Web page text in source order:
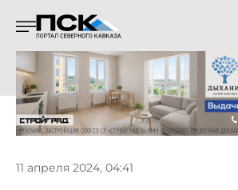
11 апреля 2024, 04:41